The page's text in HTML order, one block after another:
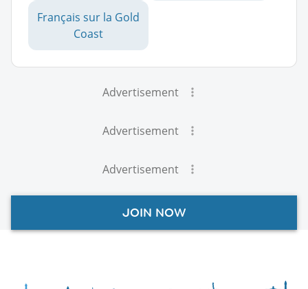
Français sur la Gold
Coast
Advertisement
Advertisement
Advertisement
JOIN NOW